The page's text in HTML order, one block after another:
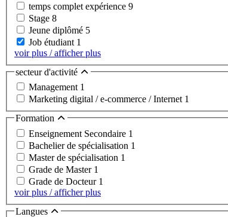
temps complet expérience 9
Stage 8
Jeune diplômé 5
Job étudiant 1
voir plus / afficher plus
secteur d'activité
Management 1
Marketing digital / e-commerce / Internet 1
Formation
Enseignement Secondaire 1
Bachelier de spécialisation 1
Master de spécialisation 1
Grade de Master 1
Grade de Docteur 1
voir plus / afficher plus
Langues